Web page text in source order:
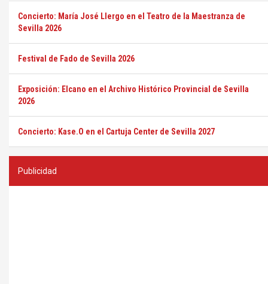
Concierto: María José Llergo en el Teatro de la Maestranza de
Sevilla 2026
Festival de Fado de Sevilla 2026
Exposición: Elcano en el Archivo Histórico Provincial de Sevilla
2026
Concierto: Kase.O en el Cartuja Center de Sevilla 2027
Publicidad